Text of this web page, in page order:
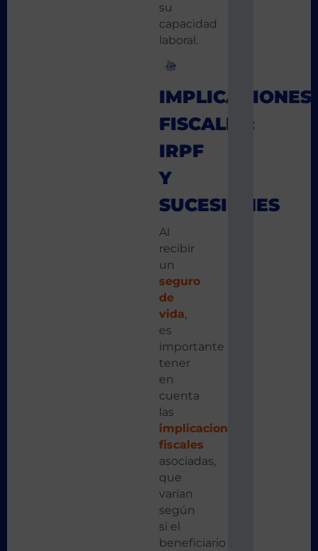
su
capacidad
laboral.
IMPLICACIONES
FISCALES:
IRPF
Y
SUCESIONES
Al
recibir
un
seguro
de
vida,
es
importante
tener
en
cuenta
las
implicaciones
fiscales
asociadas,
que
varían
según
si el
beneficiario